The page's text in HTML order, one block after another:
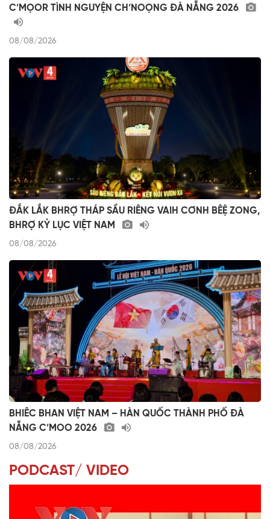
C’MỌOR TÌNH NGUYỆN CH’NOỌNG ĐÀ NẴNG 2026
08/08/2026
ĐẮK LẮK BHRỢ THÁP SẦU RIÊNG VAIH CƠNH BÊỆ ZONG,
BHRỢ KỶ LỤC VIỆT NAM
08/08/2026
BHIÊC BHAN VIỆT NAM – HÀN QUỐC THÀNH PHỐ ĐÀ
NẴNG C’MOO 2026
08/08/2026
PODCAST/ VIDEO